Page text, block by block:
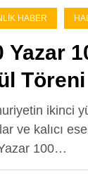
HABER
Yazar
ikinci
ve kalıcı
100…